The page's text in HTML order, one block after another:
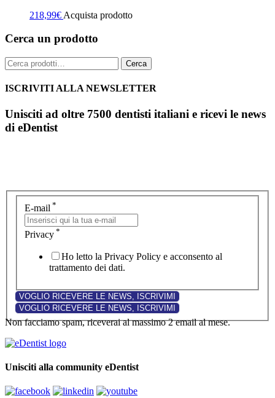
218,99€ Acquista prodotto
Cerca un prodotto
Cerca: Cerca
ISCRIVITI ALLA NEWSLETTER
Unisciti ad oltre 7500 dentisti italiani e ricevi le news
di eDentist
E-mail *
Privacy *
Ho letto la Privacy Policy e acconsento al
trattamento dei dati.
Non facciamo spam, riceverai al massimo 2 email al mese.
Unisciti alla community eDentist